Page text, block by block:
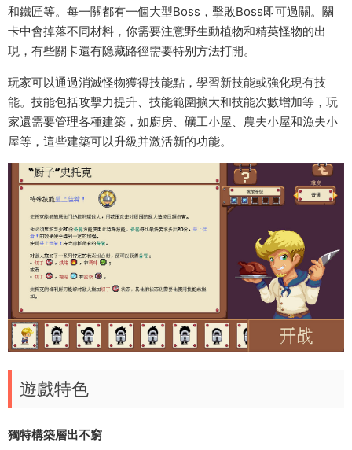
和鐵匠等‌。每一關都有一個大型Boss，擊敗Boss即可過關。關
卡中會掉落不同材料，你需要注意野生動植物和精英怪物的出
現，有些關卡還有隐藏路徑需要特别方法打開‌。
玩家可以通過消滅怪物獲得技能點，學習新技能或強化現有技
能。技能包括攻擊力提升、技能範圍擴大和技能次數增加等‌，玩
家還需要管理各種建築，如廚房、礦工小屋、農夫小屋和漁夫小
屋等，這些建築可以升級并激活新的功能‌。
遊戲特色
獨特構築層出不窮